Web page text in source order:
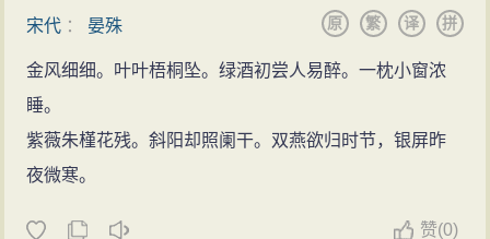
人，不久又做了知制诰、判集贤院。过了很长时间，做
了翰林学士，迁升为左庶子。皇上每次向晏殊询问事
情，都是用方寸小字把所问的内容写在小纸片上给他。
晏殊把自己的建议写好后，连同那个小纸片都装在一起
呈给皇上，皇上对他的谨慎严密很欣赏。乾兴元年
丁谓、枢密使曹利用想独揽大权，朝中众官
议论纷纷，
可而止。
宋代 ： 晏殊 拼
译
繁
原
金风细细。叶叶梧桐坠。绿酒初尝人易醉。一枕小窗浓
睡。
紫薇朱槿花残。斜阳却照阑干。双燕欲归时节，银屏昨
夜微寒。
赞(0)